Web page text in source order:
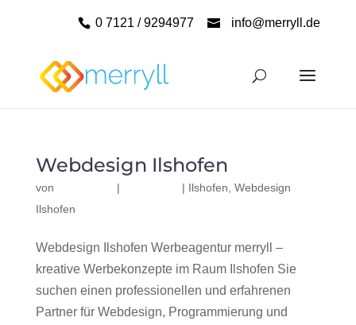
0 7121 / 9294977 info@merryll.de
Webdesign Ilshofen
von | | Ilshofen Webdesign
Ilshofen
Webdesign Ilshofen Werbeagentur merryll –
kreative Werbekonzepte im Raum Ilshofen Sie
suchen einen professionellen und erfahrenen
Partner für Webdesign, Programmierung und